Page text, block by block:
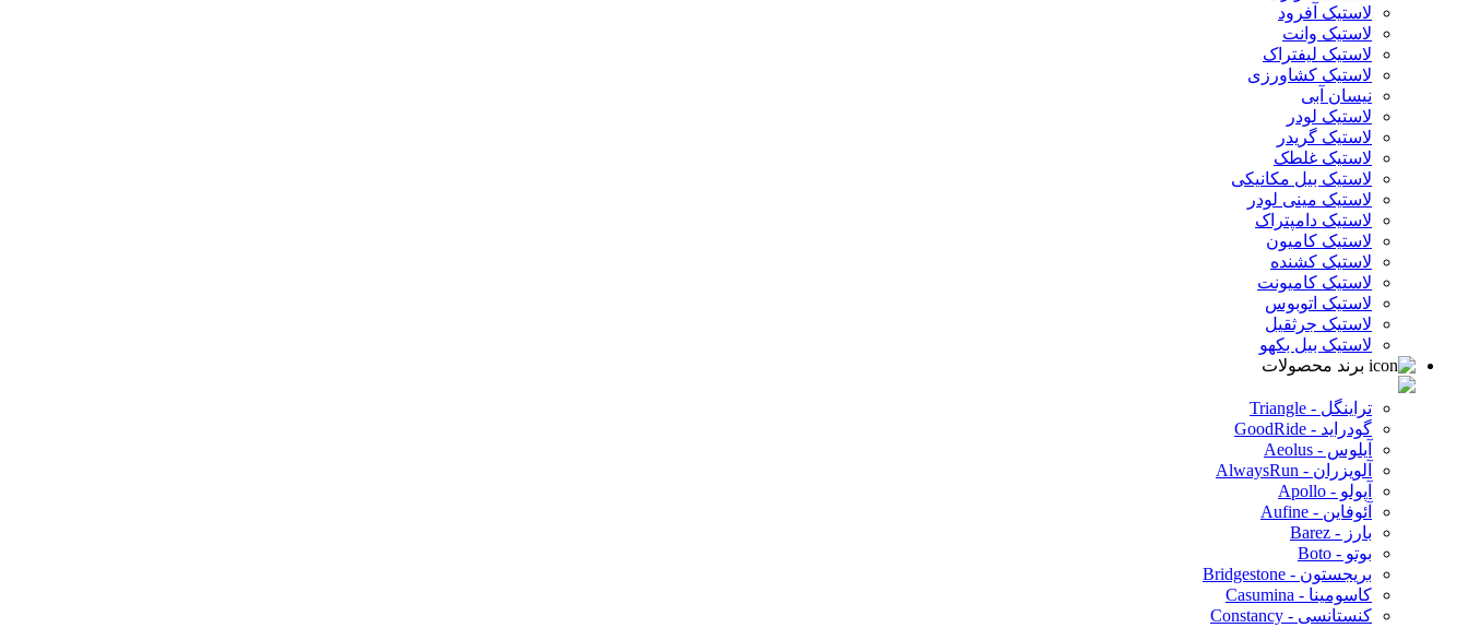
لاستیک آفرود
لاستیک وانت
لاستیک لیفتراک
لاستیک کشاورزی
نیسان آبی
لاستیک لودر
لاستیک گریدر
لاستیک غلطک
لاستیک بیل مکانیکی
لاستیک مینی لودر
لاستیک دامپتراک
لاستیک کامیون
لاستیک کشنده
لاستیک کامیونت
لاستیک اتوبوس
لاستیک جرثقیل
لاستیک بیل بکهو
برند محصولات
تراینگل - Triangle
گودراید - GoodRide
آیلوس - Aeolus
آلویزران - AlwaysRun
آپولو - Apollo
آئوفاین - Aufine
بارز - Barez
بوتو - Boto
بریجستون - Bridgestone
کاسومینا - Casumina
کنستانسی - Constancy